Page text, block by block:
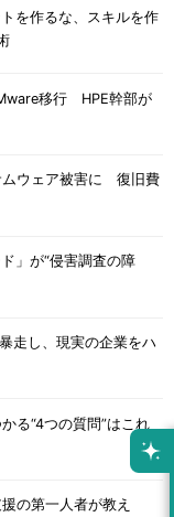
を作るな、スキルを作
移行 HPE幹部が
ムウェア被害に 復旧費
」が“侵害調査の障
走し、現実の企業をハ
る“4つの質問”はこれ
の第一人者が教え